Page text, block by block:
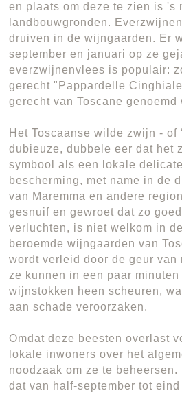
en plaats om deze te zien is 's
landbouwgronden.
druiven in de wijngaarden. Er
september en januari op ze
everzwijnenvlees is populair:
gerecht "Pappardelle
gerecht van Toscane genoemd
Het Toscaanse wilde zwijn - of
dubieuze, dubbele eer dat het
symbool als een lokale
bescherming, met name in de
van Maremma en andere
gesnuif en gewroet dat zo
verluchten, is niet welkom in
beroemde wijngaarden van
wordt verleid door de geur van
ze kunnen in een paar
wijnstokken heen scheuren,
aan schade veroorzaken.
Omdat deze beesten overlast
lokale inwoners over het
noodzaak om ze te
dat van half-september tot